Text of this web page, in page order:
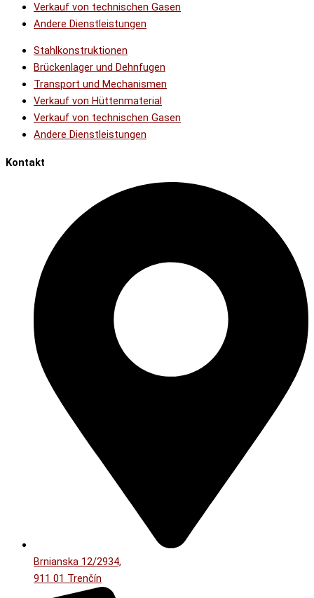
Verkauf von technischen Gasen
Andere Dienstleistungen
Stahlkonstruktionen
Brückenlager und Dehnfugen
Transport und Mechanismen
Verkauf von Hüttenmaterial
Verkauf von technischen Gasen
Andere Dienstleistungen
Kontakt
Brnianska 12/2934,
911 01 Trenčín